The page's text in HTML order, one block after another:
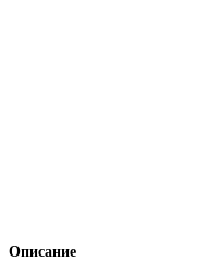
Описание